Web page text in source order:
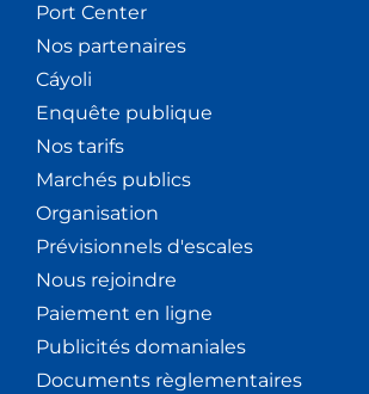
Port Center
Nos partenaires
Cáyoli
Enquête publique
Nos tarifs
Marchés publics
Organisation
Prévisionnels d'escales
Nous rejoindre
Paiement en ligne
Publicités domaniales
Documents règlementaires